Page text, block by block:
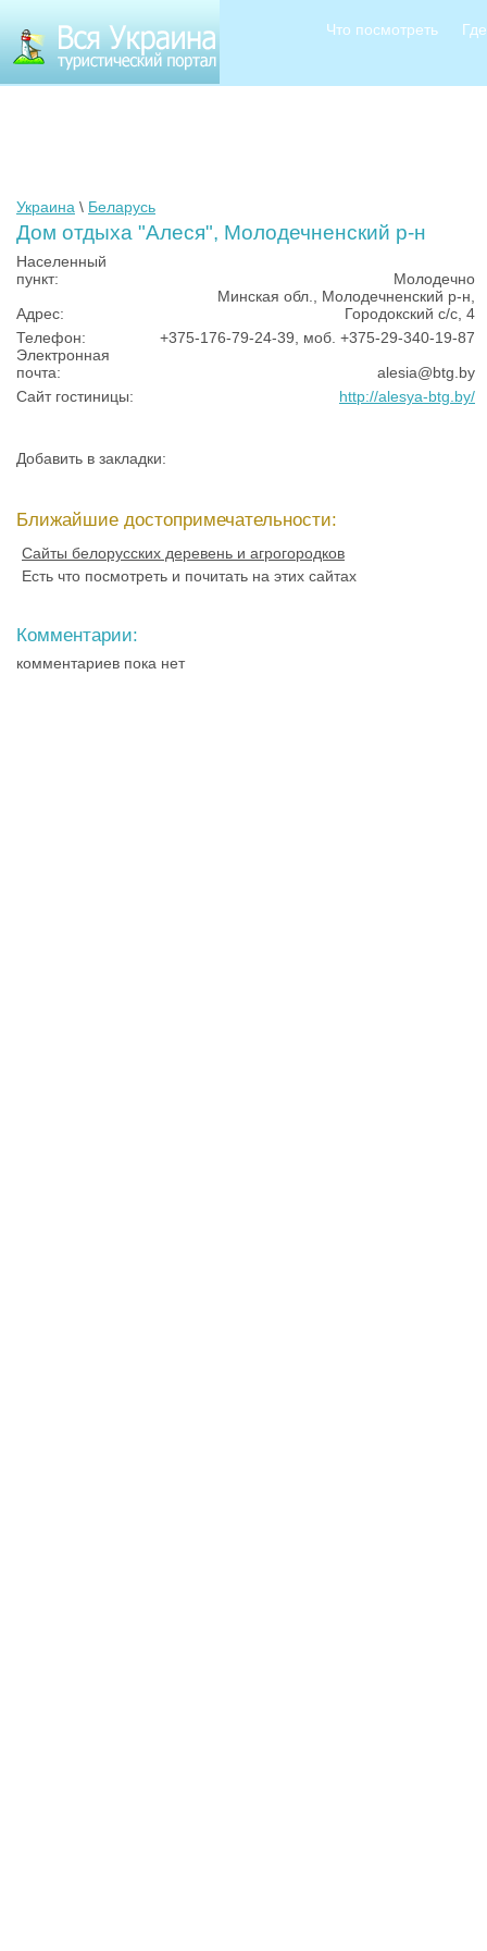
Что посмотреть
Украина \ Беларусь
Дом отдыха "Алеся", Молодечненский р-н
Населенный
пункт:
Молодечно
Адрес:
Минская обл., Молодечненский р-н,
Городокский с/с, 4
Телефон:
+375-176-79-24-39, моб. +375-29-340-19-87
Электронная
почта:
alesia@btg.by
Сайт гостиницы:
http://alesya-btg.by/
Добавить в закладки:
Ближайшие достопримечательности:
Сайты белорусских деревень и агрогородков
Есть что посмотреть и почитать на этих сайтах
Комментарии:
комментариев пока нет